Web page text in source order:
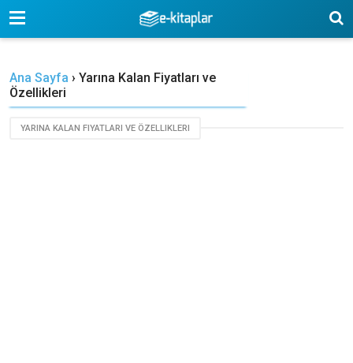
-->
Ana Sayfa › Yarına Kalan Fiyatları ve
Özellikleri
YARINA KALAN FIYATLARI VE ÖZELLIKLERI